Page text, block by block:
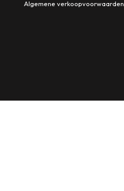
Algemene verkoopvoorwaarden